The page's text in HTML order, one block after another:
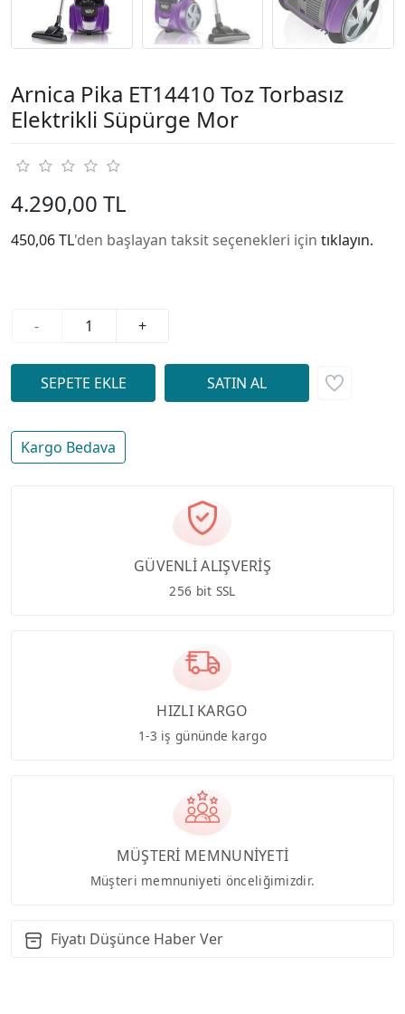
Arnica Pika ET14410 Toz Torbasız
Elektrikli Süpürge Mor
4.290,00 TL
450,06 TL'den başlayan taksit seçenekleri için tıklayın.
- +
Kargo Bedava
GÜVENLİ ALIŞVERİŞ
256 bit SSL
HIZLI KARGO
1-3 iş gününde kargo
MÜŞTERİ MEMNUNİYETİ
Müşteri memnuniyeti önceliğimizdir.
Fiyatı Düşünce Haber Ver